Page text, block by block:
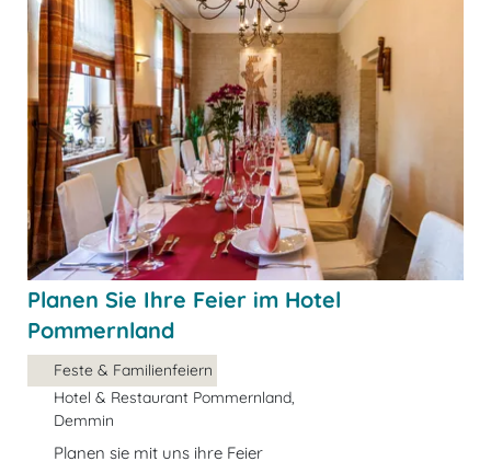
Planen Sie Ihre Feier im Hotel
Pommernland
Feste & Familienfeiern
Hotel & Restaurant Pommernland,
Demmin
Planen sie mit uns ihre Feier